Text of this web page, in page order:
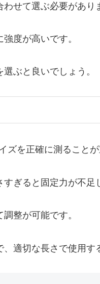
せて選ぶ必要があり
度が高いです。
ぶと良いでしょう。
ズを正確に測ることが
ぎると固定力が不足
整が可能です。
適切な長さで使用す